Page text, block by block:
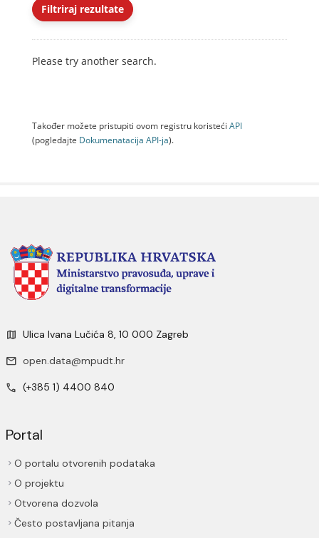
Filtriraj rezultate
Please try another search.
Također možete pristupiti ovom registru koristeći API
(pogledajte Dokumenаtаcijа API-jа).